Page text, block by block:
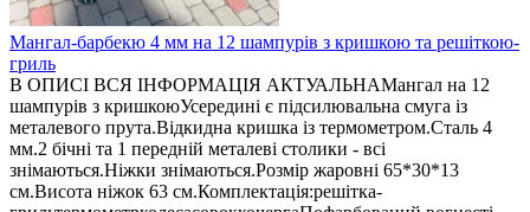
Мангал-барбекю 4 мм на 12 шампурів з кришкою та решіткою-
гриль
В ОПИСІ ВСЯ ІНФОРМАЦІЯ АКТУАЛЬНАМангал на 12
шампурів з кришкоюУсередині є підсилювальна смуга із
металевого прута.Відкидна кришка із термометром.Сталь 4
мм.2 бічні та 1 передній металеві столики - всі
знімаються.Ніжки знімаються.Розмір жаровні 65*30*13
см.Висота ніжок 63 см.Комплектація:решітка-